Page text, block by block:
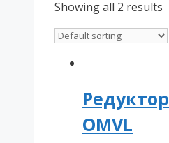
Showing all 2 results
Редуктор
OMVL